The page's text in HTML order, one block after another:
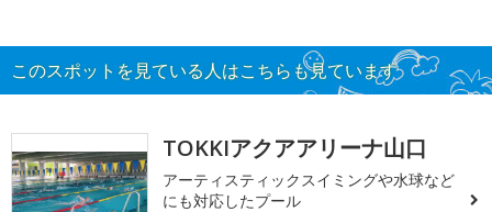
このスポットを見ている人はこちらも見ています
TOKKIアクアアリーナ山口
アーティスティックスイミングや水球など
にも対応したプール